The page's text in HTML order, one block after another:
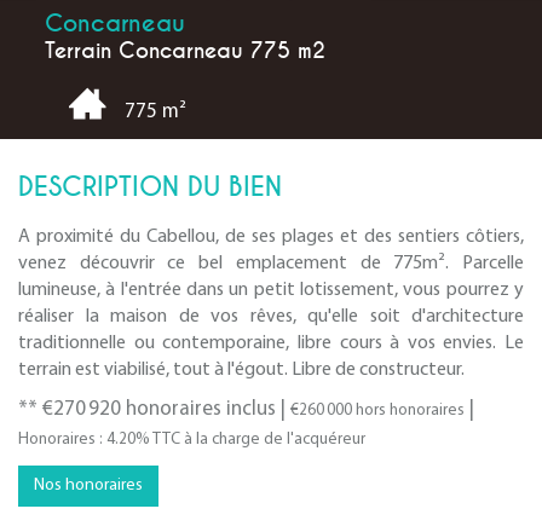
Concarneau
Terrain Concarneau 775 m2
775 m²
DESCRIPTION DU BIEN
A proximité du Cabellou, de ses plages et des sentiers côtiers,
venez découvrir ce bel emplacement de 775m². Parcelle
lumineuse, à l'entrée dans un petit lotissement, vous pourrez y
réaliser la maison de vos rêves, qu'elle soit d'architecture
traditionnelle ou contemporaine, libre cours à vos envies. Le
terrain est viabilisé, tout à l'égout. Libre de constructeur.
** €270 920 honoraires inclus €260 000 hors honoraires
Honoraires : 4.20% TTC à la charge de l'acquéreur
Nos honoraires